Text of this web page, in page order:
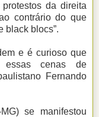
da direita
contrário do que
black blocs”.
e é curioso que
essas cenas de
Fernando
se manifestou